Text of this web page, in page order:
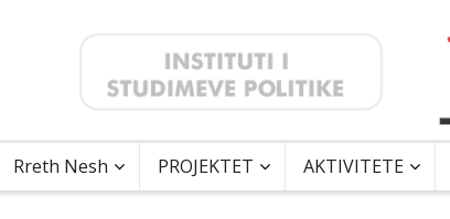
Rreth Nesh PROJEKTET AKTIVITETE